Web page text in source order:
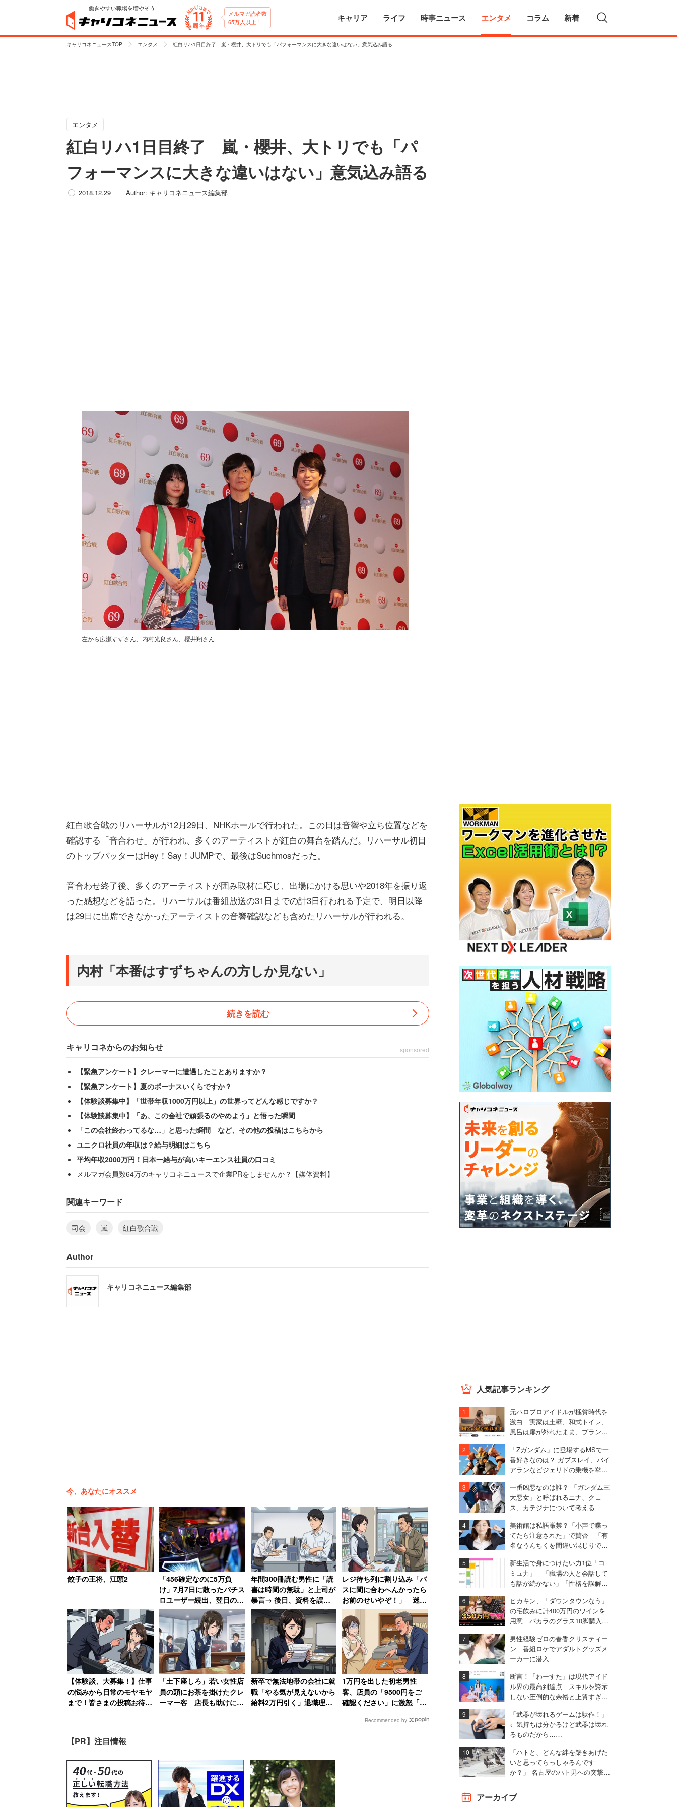
働きやすい職場を増やそう
メルマガ読者数
65万人以上！
キャリア ライフ 時事ニュース エンタメ コラム 新着
キャリコネニュースTOP エンタメ 紅白リハ1日目終了 嵐・櫻井、大トリでも「パフォーマンスに大きな違いはない」意気込み語る
エンタメ
紅白リハ1日目終了 嵐・櫻井、大トリでも「パ
フォーマンスに大きな違いはない」意気込み語る
2018.12.29 Author: キャリコネニュース編集部
左から広瀬すずさん、内村光良さん、櫻井翔さん
紅白歌合戦のリハーサルが12月29日、NHKホールで行われた。この日は音響や立ち位置などを
確認する「音合わせ」が行われ、多くのアーティストが紅白の舞台を踏んだ。リハーサル初日
のトップバッターはHey！Say！JUMPで、最後はSuchmosだった。
音合わせ終了後、多くのアーティストが囲み取材に応じ、出場にかける思いや2018年を振り返
った感想などを語った。リハーサルは番組放送の31日までの計3日行われる予定で、明日以降
は29日に出席できなかったアーティストの音響確認なども含めたリハーサルが行われる。
内村「本番はすずちゃんの方しか見ない」
広瀬さんは「見たこともない景色だと思う。アーティストの皆さんをサポートしていきた
い」、櫻井さんは「特別な舞台。独特の緊張感を強く感じながら大役を務めたい」と語った。
また今年の大トリである嵐の囲み取材で櫻井さんは「（大トリだからといって）自分たちはパ
フォーマンスすることに大きな違いはない」と全力で当たると、紅白にかける思いを述べた。
ただ多くの人から「大トリおめでとう」というメールが来たといい、改めて役の重さを痛感し
続きを読む
キャリコネからのお知らせ sponsored
【緊急アンケート】クレーマーに遭遇したことありますか？
【緊急アンケート】夏のボーナスいくらですか？
【体験談募集中】「世帯年収1000万円以上」の世界ってどんな感じですか？
【体験談募集中】「あ、この会社で頑張るのやめよう」と悟った瞬間
「この会社終わってるな…」と思った瞬間 など、その他の投稿はこちらから
ユニクロ社員の年収は？給与明細はこちら
平均年収2000万円！日本一給与が高いキーエンス社員の口コミ
メルマガ会員数64万のキャリコネニュースで企業PRをしませんか？【媒体資料】
関連キーワード
司会 嵐 紅白歌合戦
Author
キャリコネニュース編集部
今、あなたにオススメ
餃子の王将、江頭2
「456確定なのに5万負
け」7月7日に散ったパチス
ロユーザー続出、翌日の
「熱くもない日」に10万負
けた猛者も
年間300冊読む男性に「読
書は時間の無駄」と上司が
暴言→ 後日、資料を誤読
した上司に「時間の無駄で
すもんね！」と皮肉を放つ
レジ待ち列に割り込み「バ
スに間に合わへんかったら
お前のせいやぞ！」 迷惑
客に店員が反撃「私のせい
じゃないです」
【体験談、大募集！】仕事
の悩みから日常のモヤモヤ
まで！皆さまの投稿お待ち
「土下座しろ」若い女性店
員の頭にお茶を掛けたクレ
ーマー客 店長も助けに入
新卒で無法地帯の会社に就
職「やる気が見えないから
給料2万円引く」退職理由
1万円を出した初老男性
客、店員の「9500円をご
確認ください」に激怒「確
ろ!」→妻には頭が上がら
Recommended by
【PR】注目情報
人気記事ランキング
元ハロプロアイドルが極貧時代を
激白 実家は土壁、和式トイレ、
風呂は扉が外れたまま、ブランド
も「Zガンダム」に登場するMSで一
番好きなのは？ ガブスレイ、バイ
アランなどジェリドの乗機を挙げ
一番凶悪なのは誰？ 「ガンダム三
大悪女」と呼ばれるニナ、クェ
ス、カテジナについて考える
美術館は私語厳禁？「小声で喋っ
てたら注意された」で賛否 「有
名なうんちくを間違い混じりで説
新生活で身につけたい力1位「コ
ミュ力」 「職場の人と会話して
も話が続かない」「性格を誤解さ
ヒカキン、「ダウンタウンなう」
の宅飲みに計400万円のワインを
用意 バカラのグラス10脚購入も
男性経験ゼロの春香クリスティー
ン 番組ロケでアダルトグッズメ
ーカーに潜入
断言！「わーすた」は現代アイド
ル界の最高到達点 スキルを誇示
しない圧倒的な余裕と上質すぎる
「武器が壊れるゲームは駄作！」
←気持ちは分かるけど武器は壊れ
るものだから……
「ハトと、どんな絆を築きあげた
いと思ってらっしゃるんです
か？」 名古屋のハト男への突撃取
アーカイブ